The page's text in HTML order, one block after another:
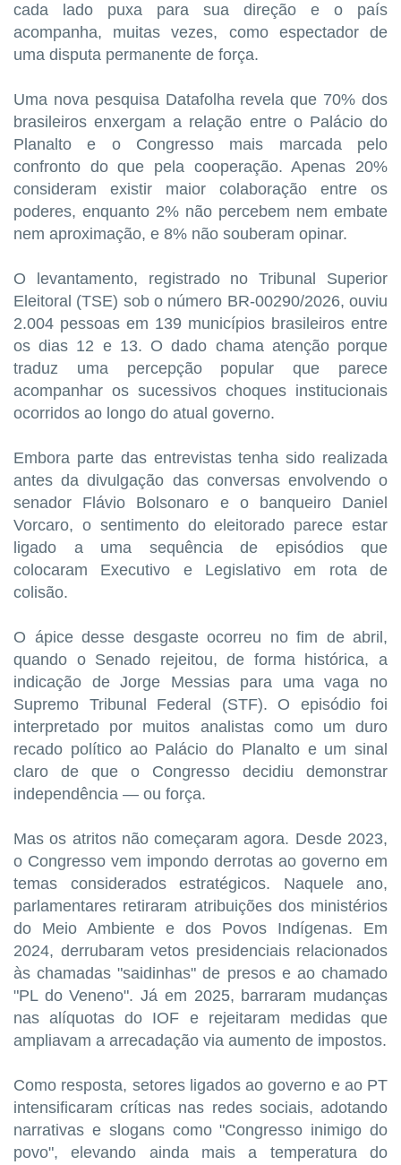
cada lado puxa para sua direção e o país
acompanha, muitas vezes, como espectador de
uma disputa permanente de força.
Uma nova pesquisa Datafolha revela que 70% dos
brasileiros enxergam a relação entre o Palácio do
Planalto e o Congresso mais marcada pelo
confronto do que pela cooperação. Apenas 20%
consideram existir maior colaboração entre os
poderes, enquanto 2% não percebem nem embate
nem aproximação, e 8% não souberam opinar.
O levantamento, registrado no Tribunal Superior
Eleitoral (TSE) sob o número BR-00290/2026, ouviu
2.004 pessoas em 139 municípios brasileiros entre
os dias 12 e 13. O dado chama atenção porque
traduz uma percepção popular que parece
acompanhar os sucessivos choques institucionais
ocorridos ao longo do atual governo.
Embora parte das entrevistas tenha sido realizada
antes da divulgação das conversas envolvendo o
senador Flávio Bolsonaro e o banqueiro Daniel
Vorcaro, o sentimento do eleitorado parece estar
ligado a uma sequência de episódios que
colocaram Executivo e Legislativo em rota de
colisão.
O ápice desse desgaste ocorreu no fim de abril,
quando o Senado rejeitou, de forma histórica, a
indicação de Jorge Messias para uma vaga no
Supremo Tribunal Federal (STF). O episódio foi
interpretado por muitos analistas como um duro
recado político ao Palácio do Planalto e um sinal
claro de que o Congresso decidiu demonstrar
independência — ou força.
Mas os atritos não começaram agora. Desde 2023,
o Congresso vem impondo derrotas ao governo em
temas considerados estratégicos. Naquele ano,
parlamentares retiraram atribuições dos ministérios
do Meio Ambiente e dos Povos Indígenas. Em
2024, derrubaram vetos presidenciais relacionados
às chamadas "saidinhas" de presos e ao chamado
"PL do Veneno". Já em 2025, barraram mudanças
nas alíquotas do IOF e rejeitaram medidas que
ampliavam a arrecadação via aumento de impostos.
Como resposta, setores ligados ao governo e ao PT
intensificaram críticas nas redes sociais, adotando
narrativas e slogans como "Congresso inimigo do
povo", elevando ainda mais a temperatura do